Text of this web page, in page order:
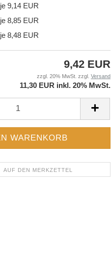
je 9,14 EUR
je 8,85 EUR
je 8,48 EUR
9,42 EUR
zzgl. 20% MwSt. zzgl. Versand
11,30 EUR inkl. 20% MwSt.
AUF DEN MERKZETTEL